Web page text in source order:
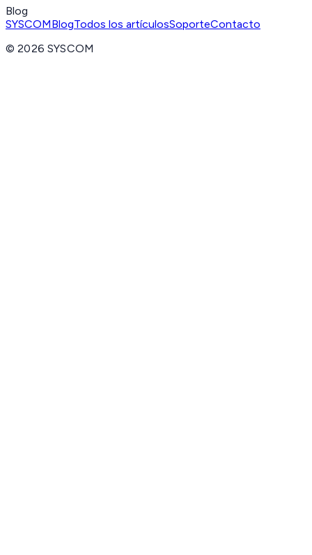
Blog
SYSCOMBlogTodos los artículosSoporteContacto
©2026 SYSCOM